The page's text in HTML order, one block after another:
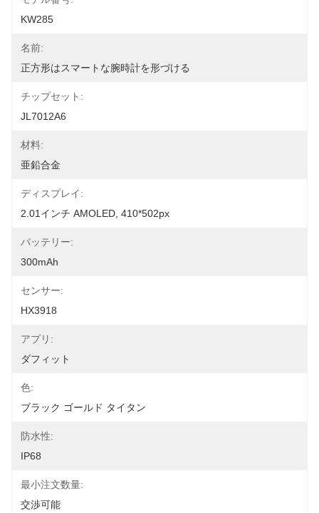
KW285
名前:
正方形はスマートな腕時計を形づける
チップセット:
JL7012A6
材料:
亜鉛合金
ディスプレイ:
2.01インチ AMOLED, 410*502px
バッテリー:
300mAh
センサー:
HX3918
アプリ:
ダフィット
色:
ブラック ゴールド タイタン
防水性:
IP68
最小注文数量:
交渉可能